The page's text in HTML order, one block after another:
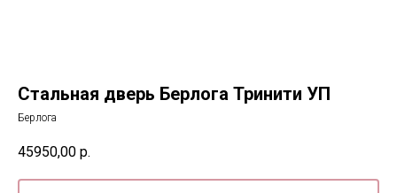
Стальная дверь Берлога Тринити УП
Берлога
45950,00 р.